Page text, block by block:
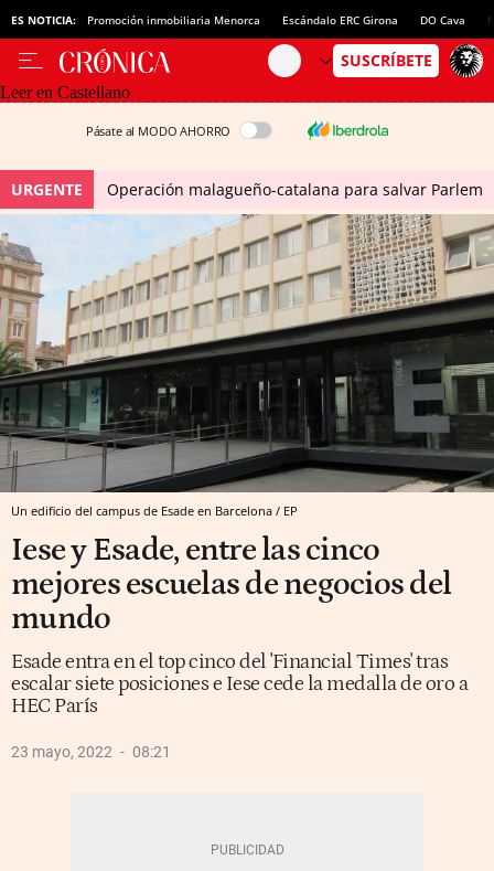
ES NOTICIA: Promoción inmobiliaria Menorca Escándalo ERC Girona DO Cava
Leer en Castellano
Pásate al MODO AHORRO
URGENTE Operación malagueño-catalana para salvar Parlem
Un edificio del campus de Esade en Barcelona / EP
Iese y Esade, entre las cinco
mejores escuelas de negocios del
mundo
Esade entra en el top cinco del 'Financial Times' tras
escalar siete posiciones e Iese cede la medalla de oro a
HEC París
23 mayo, 2022 08:21